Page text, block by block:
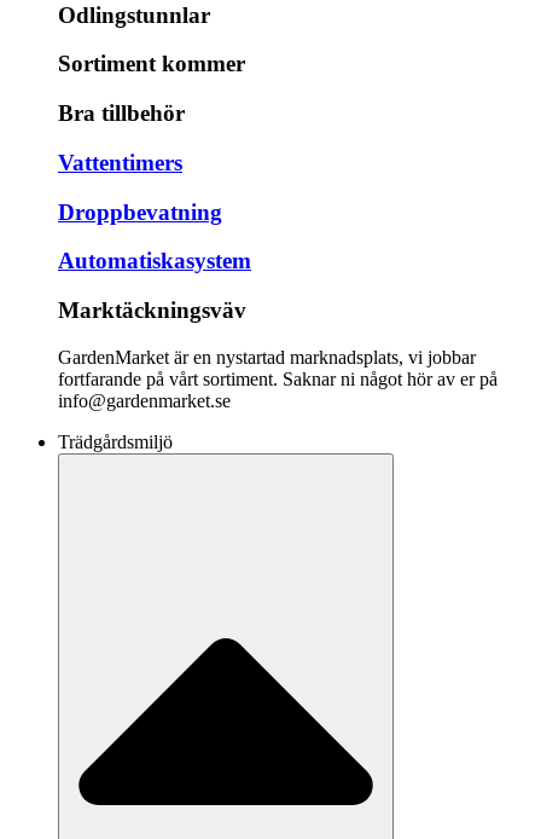
Odlingstunnlar
Sortiment kommer
Bra tillbehör
Vattentimers
Droppbevatning
Automatiskasystem
Marktäckningsväv
GardenMarket är en nystartad marknadsplats, vi jobbar
fortfarande på vårt sortiment. Saknar ni något hör av er på
info@gardenmarket.se
Trädgårdsmiljö